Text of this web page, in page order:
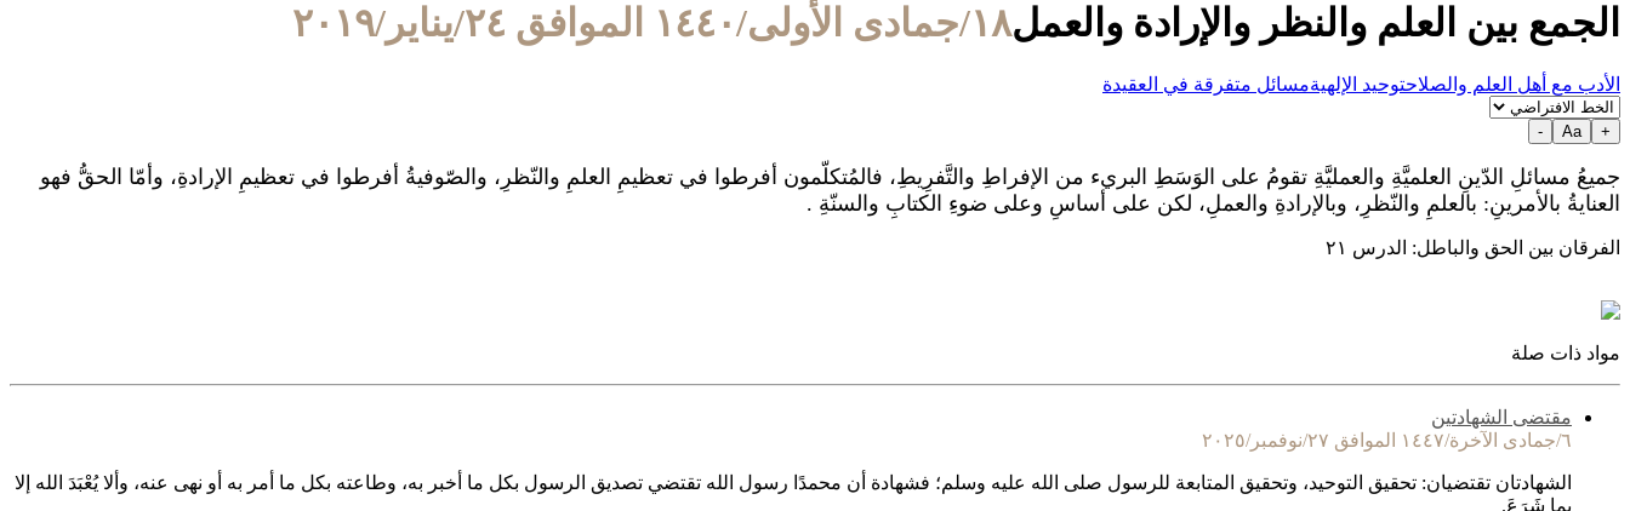
الجمع بين العلم والنظر والإرادة والعمل١٨/جمادى الأولى/١٤٤٠ الموافق ٢٤/يناير/٢٠١٩
الأدب مع أهل العلم والصلاحتوحيد الإلهيةمسائل متفرقة في العقيدة
+
Aa
-
جميعُ مسائلِ الدّينِ العلميَّةِ والعمليَّةِ تقومُ على الوَسَطِ البريء من الإفراطِ والتَّفرِيطِ، فالمُتكلّمون أفرطوا في تعظيمِ العلمِ والنّظرِ، والصّوفيةُ أفرطوا في تعظيمِ الإرادةِ، وأمّا الحقُّ فهو
العنايةُ بالأمرينِ: بالعلمِ والنّظرِ، وبالإرادةِ والعملِ، لكن على أساسِ وعلى ضوءِ الكتابِ والسنّةِ .
الفرقان بين الحق والباطل: الدرس ٢١
مواد ذات صلة
مقتضى الشهادتين
٦/جمادى الآخرة/١٤٤٧ الموافق ٢٧/نوفمبر/٢٠٢٥
الشهادتان تقتضيان: تحقيق التوحيد، وتحقيق المتابعة للرسول صلى الله عليه وسلم؛ فشهادة أن محمدًا رسول الله تقتضي تصديق الرسول بكل ما أخبر به، وطاعته بكل ما أمر به أو نهى عنه، وألا يُعْبَدَ الله إلا
بما شَرَعَ.